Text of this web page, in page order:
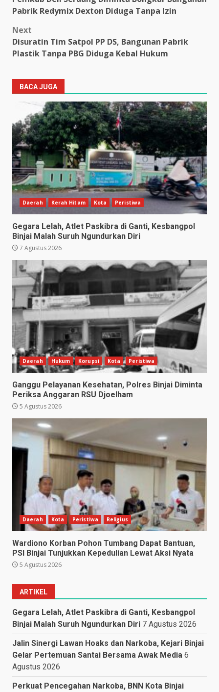
navigation
Pabrik Redymix Dexton Diduga Tanpa Izin
Next
Disuratin Tim Satpol PP DS, Bangunan Pabrik
Plastik Tanpa PBG Diduga Kebal Hukum
BACA JUGA
Daerah Kerah Hitam Kota Peristiwa
Gegara Lelah, Atlet Paskibra di Ganti, Kesbangpol
Binjai Malah Suruh Ngundurkan Diri
7 Agustus 2026
Daerah Hukum Korupsi Kota Peristiwa
Ganggu Pelayanan Kesehatan, Polres Binjai Diminta
Periksa Anggaran RSU Djoelham
5 Agustus 2026
Daerah Kota Peristiwa Religius
Wardiono Korban Pohon Tumbang Dapat Bantuan,
PSI Binjai Tunjukkan Kepedulian Lewat Aksi Nyata
5 Agustus 2026
ARTIKEL
Gegara Lelah, Atlet Paskibra di Ganti, Kesbangpol
Binjai Malah Suruh Ngundurkan Diri 7 Agustus 2026
Jalin Sinergi Lawan Hoaks dan Narkoba, Kejari Binjai
Gelar Pertemuan Santai Bersama Awak Media 6
Agustus 2026
Perkuat Pencegahan Narkoba, BNN Kota Binjai